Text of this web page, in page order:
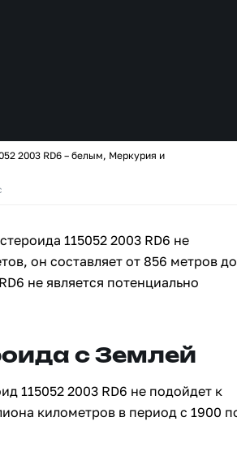
2003 RD6 – белым, Меркурия и
115052 2003 RD6 не
он составляет от 856 метров до
не является потенциально
с Землей
115052 2003 RD6 не подойдет к
километров в период с 1900